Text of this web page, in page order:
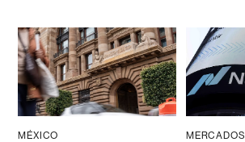
MÉXICO MERCADOS